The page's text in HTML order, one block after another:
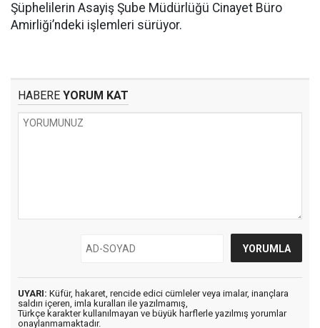
Şüphelilerin Asayiş Şube Müdürlüğü Cinayet Büro
Amirliği’ndeki işlemleri sürüyor.
HABERE YORUM KAT
UYARI: Küfür, hakaret, rencide edici cümleler veya imalar, inançlara
saldırı içeren, imla kuralları ile yazılmamış,
Türkçe karakter kullanılmayan ve büyük harflerle yazılmış yorumlar
onaylanmamaktadır.